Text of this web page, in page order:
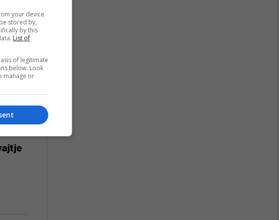
your device
stored by,
by this
List of
of legitimate
below. Look
manage or